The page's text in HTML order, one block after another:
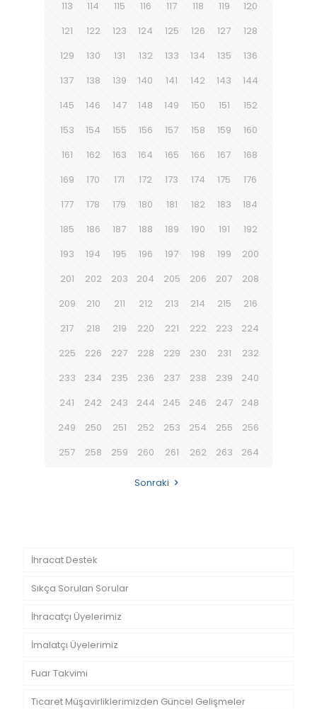
113 114 115 116 117 118 119
120
121
122 123 124 125 126 127
128
129
130 131 132 133 134 135
136
137
138 139 140 141 142 143
144
145
146 147 148 149 150 151
152
153
154 155 156 157 158 159
160
161
162 163 164 165 166 167
168
169
170 171 172 173 174 175
176
177
178 179 180 181 182 183
184
185
186 187 188 189 190 191
192
193
194 195 196 197 198 199
200
201
202 203 204 205 206 207
208
209
210 211 212 213 214 215
216
217
218 219 220 221 222 223
224
225
226 227 228 229 230 231
232
233
234 235 236 237 238 239
240
241
242 243 244 245 246 247
248
249
250 251 252 253 254 255
256
257
258 259 260 261 262 263 264
Sonraki
İhracat Destek
Sıkça Sorulan Sorular
İhracatçı Üyelerimiz
İmalatçı Üyelerimiz
Fuar Takvimi
Ticaret Müşavirliklerimizden Güncel Gelişmeler